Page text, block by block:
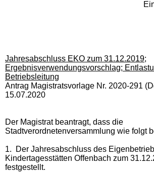
Jahresabschluss EKO zum 31.12.2019;
Ergebnisverwendungsvorschlag;
Betriebsleitung
Antrag Magistratsvorlage Nr. 2020-291
15.07.2020
Der Magistrat beantragt, dass die
Stadtverordnetenversammlung wie folgt
1.
Der Jahresabschluss des
Kindertagesstätten Offenbach zum
festgestellt.